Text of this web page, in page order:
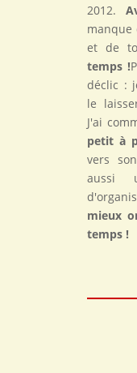
2012.
manque
et de
temps !
déclic :
le
J'ai
petit à
vers
aussi
mieux
temps !